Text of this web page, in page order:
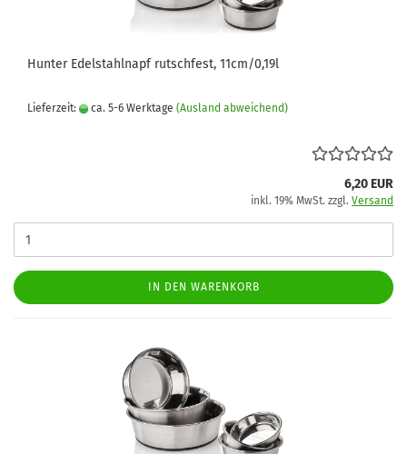
Hunter Edelstahlnapf rutschfest, 11cm/0,19l
Lieferzeit: ca. 5-6 Werktage (Ausland abweichend)
6,20 EUR
inkl. 19% MwSt. zzgl. Versand
IN DEN WARENKORB